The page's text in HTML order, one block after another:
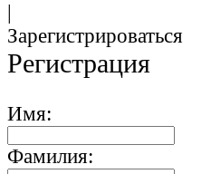
|
Зарегистрироваться
Регистрация
Имя:
Фамилия: